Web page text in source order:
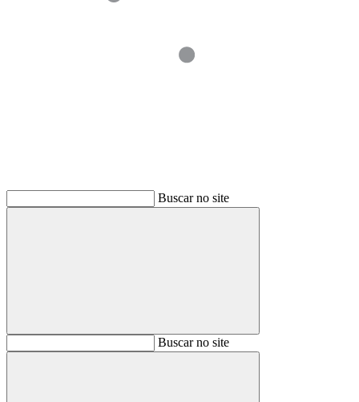
Buscar no site
BuscarBuscar no site